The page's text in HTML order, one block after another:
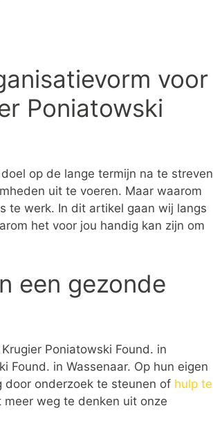
voor
Poniatowski
op de lange termijn na te streven
uit te voeren. Maar waarom
te werk. In dit artikel gaan wij langs
het voor jou handig kan zijn om
een gezonde
Poniatowski Found. in
Found. in Wassenaar. Op hun eigen
door onderzoek te steunen of hulp te
weg te denken uit onze